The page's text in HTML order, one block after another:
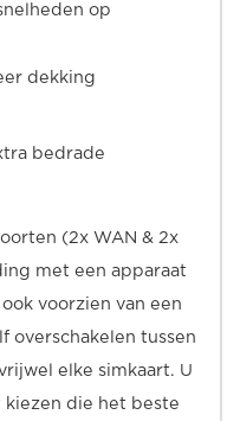
op
dekking
bedrade
(2x WAN & 2x
met een apparaat
voorzien van een
overschakelen tussen
elke simkaart. U
kiezen die het beste